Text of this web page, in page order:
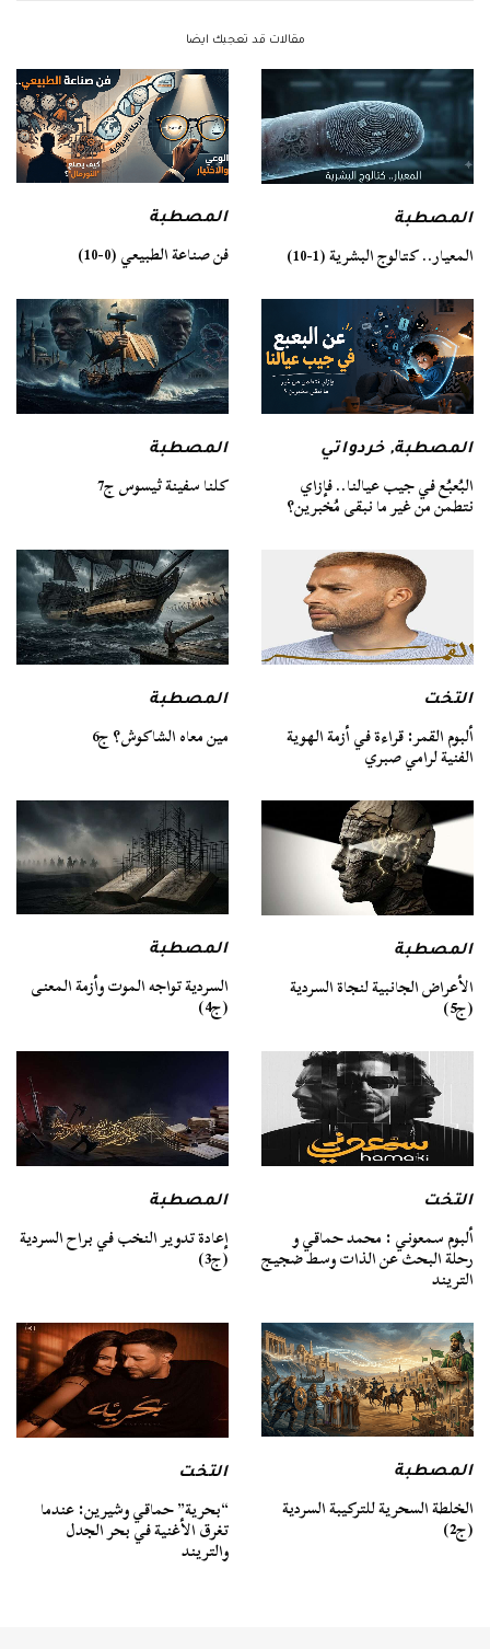
مقالات قد تعجبك ايضا
المصطبة
المعيار.. كتالوج البشرية (1-10)
المصطبة
فن صناعة الطبيعي (0-10)
المصطبة,خردواتي
البُعبُع في جيب عيالنا.. فإزاي
نتطمن من غير ما نبقى مُخبرين؟
المصطبة
كلنا سفينة ثيسوس ج7
التخت
ألبوم القمر: قراءة في أزمة الهوية
الفنية لرامي صبري
المصطبة
مين معاه الشاكوش؟ ج6
المصطبة
الأعراض الجانبية لنجاة السردية
(ج5)
المصطبة
السردية تواجه الموت وأزمة المعنى
(ج4)
التخت
ألبوم سمعوني : محمد حماقي و
رحلة البحث عن الذات وسط ضجيج
التريند
المصطبة
إعادة تدوير النخب في براح السردية
(ج3)
المصطبة
الخلطة السحرية للتركيبة السردية
(ج2)
التخت
“بحرية” حماقي وشيرين: عندما
تغرق الأغنية في بحر الجدل
والتريند